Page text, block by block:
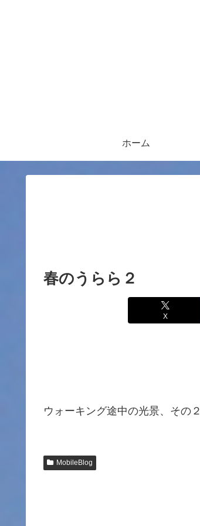
ホーム
春のうらら２
X
ウォーキング途中の光景、その２
MobileBlog